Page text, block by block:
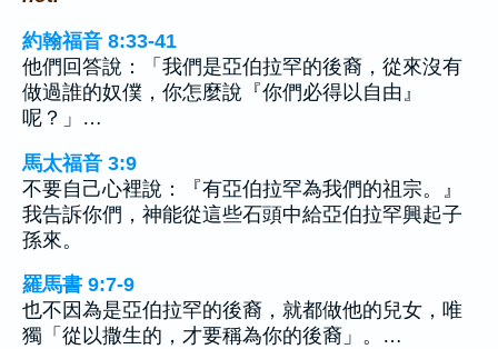
約翰福音 8:33-41
他們回答說：「我們是亞伯拉罕的後裔，從來沒有
做過誰的奴僕，你怎麼說『你們必得以自由』
呢？」…
馬太福音 3:9
不要自己心裡說：『有亞伯拉罕為我們的祖宗。』
我告訴你們，神能從這些石頭中給亞伯拉罕興起子
孫來。
羅馬書 9:7-9
也不因為是亞伯拉罕的後裔，就都做他的兒女，唯
獨「從以撒生的，才要稱為你的後裔」。…